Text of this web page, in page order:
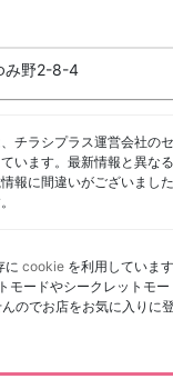
み野2-8-4
チラシプラス運営会社の
います。最新情報と異な
報に間違いがございまし
に cookie を利用しています
モードやシークレットモ
のでお店をお気に入りに登